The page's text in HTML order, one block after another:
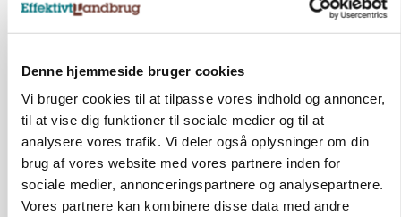
Denne hjemmeside bruger cookies
Vi bruger cookies til at tilpasse vores indhold og annoncer,
til at vise dig funktioner til sociale medier og til at
analysere vores trafik. Vi deler også oplysninger om din
brug af vores website med vores partnere inden for
sociale medier, annonceringspartnere og analysepartnere.
Vores partnere kan kombinere disse data med andre
landbrugets ejerstruktur
Annonce
Loading...